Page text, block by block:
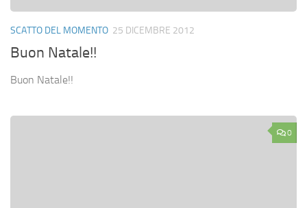
SCATTO DEL MOMENTO 25 DICEMBRE 2012
Buon Natale!!
Buon Natale!!
0